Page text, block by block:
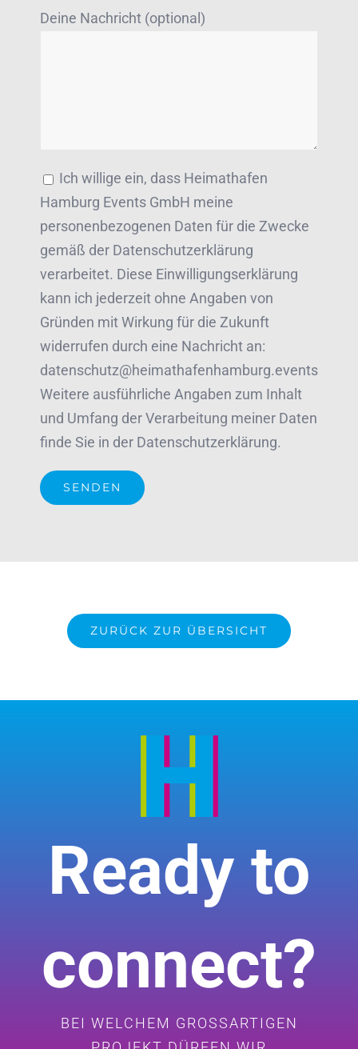
Deine Nachricht (optional)
Ich willige ein, dass Heimathafen
Hamburg Events GmbH meine
personenbezogenen Daten für die Zwecke
gemäß der Datenschutzerklärung
verarbeitet. Diese Einwilligungserklärung
kann ich jederzeit ohne Angaben von
Gründen mit Wirkung für die Zukunft
widerrufen durch eine Nachricht an:
datenschutz@heimathafenhamburg.events
Weitere ausführliche Angaben zum Inhalt
und Umfang der Verarbeitung meiner Daten
finde Sie in der Datenschutzerklärung.
ZURÜCK ZUR ÜBERSICHT
Ready to
connect?
BEI WELCHEM GROSSARTIGEN